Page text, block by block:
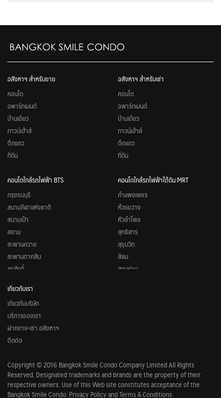
อสังหาฯ สำหรับขาย
คอนโด
อพาร์ทเมนต์
บ้านเดี่ยว
ทาวน์เฮ้าส์
ตึกแถว
ที่ดิน
อสังหาฯ สำหรับเช่า
คอนโด
อพาร์ทเมนต์
บ้านเดี่ยว
ทาวน์เฮ้าส์
ตึกแถว
ที่ดิน
คอนโดใกล้รถไฟฟ้า BTS
กรุงธนบุรี
สนามกีฬาแห่งชาติ
สนามเป้า
สยาม
สะพานควาย
สะพานตากสิน
สุรศักดิ์
อนุสาวรีย์ชัยสมรภูมิ
อารีย์
อุดมสุข
อโศก
อ่อนนุช
เอกมัย
แบริ่ง
ศาลาแดง
คอนโดใกล้รถไฟฟ้าใต้ดิน MRT
กำแพงเพชร
ห้วยขวาง
หัวลำโพง
สุทธิสาร
สุขุมวิท
สีลม
สามย่าน
พระราม 9
บางโพ
บางซื่อ
เกี่ยวกับเรา
เกี่ยวกับบริษัท
บริการของเรา
ฝากขาย-เช่า อสังหาฯ
ติดต่อ
Copyright © 2016 Bangkok Smile Condo Company Limited All Rights
Reserved. Designated trademarks and brands are the property of their
respective owners. Use of this Web site constitutes acceptance of the
Bangkok Smile Condo. Privacy Policy and Terms & Conditions